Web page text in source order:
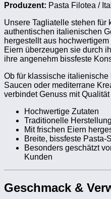
Produzent: Pasta Filotea /
Unsere Tagliatelle stehen für
authentischen italienischen
hergestellt aus
Eiern überzeugen sie durch
ihre angenehm bissfeste
Ob für klassische
Saucen oder mediterrane
verbindet Genuss mit
Hochwertige Zutaten
Traditionelle Herstellung
Mit frischen Eiern
Breite, bissfeste Pasta-
Besonders geschätzt
Kunden
Geschmack &